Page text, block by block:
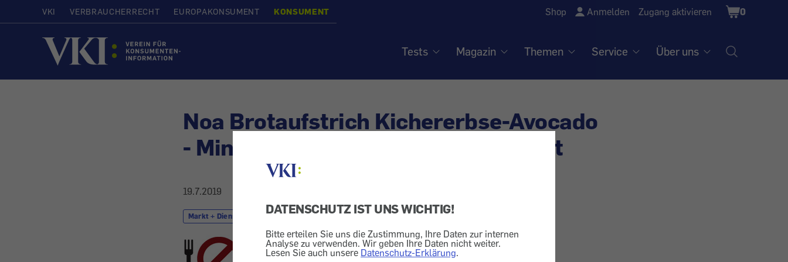
DATENSCHUTZ IST UNS WICHTIG!
Bitte erteilen Sie uns die Zustimmung, Ihre Daten zur internen
Analyse zu verwenden. Wir geben Ihre Daten nicht weiter.
Lesen Sie auch unsere Datenschutz-Erklärung.
VKI VERBRAUCHERRECHT EUROPAKONSUMENT KONSUMENT Shop Anmelden Zugang aktivieren
Shopping
Cart
0
Startseite
Tests Magazin Themen Service Über uns
Noa Brotaufstrich Kichererbse-Avocado
- Mindesthaltbarkeitsdatum gesucht
19.7.2019
Markt + Dienstleistung Verpackung